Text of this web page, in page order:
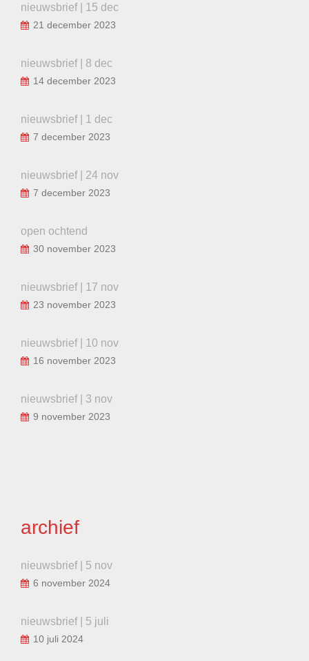
nieuwsbrief | 15 dec
21 december 2023
nieuwsbrief | 8 dec
14 december 2023
nieuwsbrief | 1 dec
7 december 2023
nieuwsbrief | 24 nov
7 december 2023
open ochtend
30 november 2023
nieuwsbrief | 17 nov
23 november 2023
nieuwsbrief | 10 nov
16 november 2023
nieuwsbrief | 3 nov
9 november 2023
archief
nieuwsbrief | 5 nov
6 november 2024
nieuwsbrief | 5 juli
10 juli 2024